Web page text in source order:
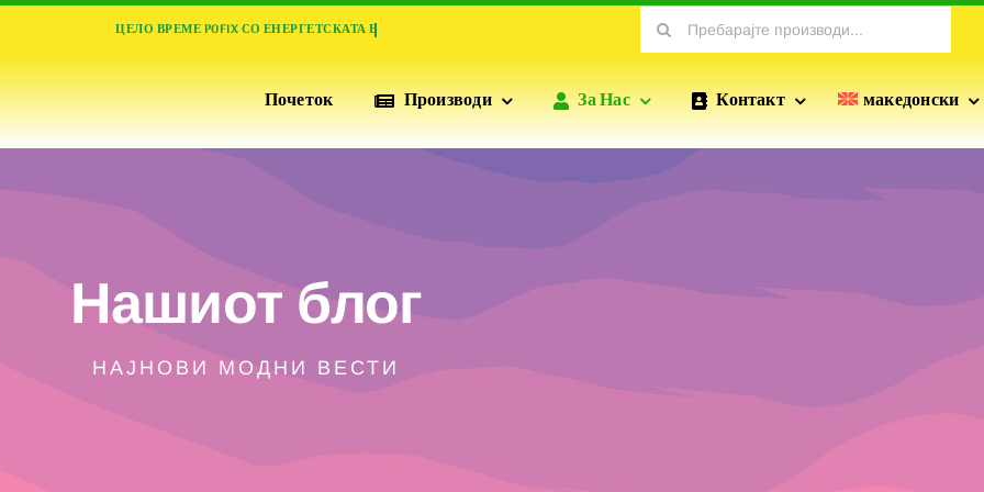
Search
for:
Почеток Производи
ИЗОЛАЦИЈА И ПЕРФОРМАНСИ
ПОФИКСXPS
Висококвалитетни плочи од екструдирана
полистиренска пена за супериорна топлинска
изолација, отпорни на притисок, водоотпорни и
ПОФИКС
на ѕидовите, зајакнатите профили итн., кои се од
За Нас Контакт македонски
Нашиот блог
НАЈНОВИ МОДНИ ВЕСТИ